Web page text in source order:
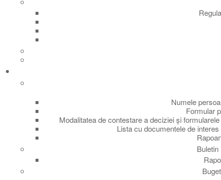
Numele
Formular
Modalitatea de contestare a deciziei și
Lista cu documentele de